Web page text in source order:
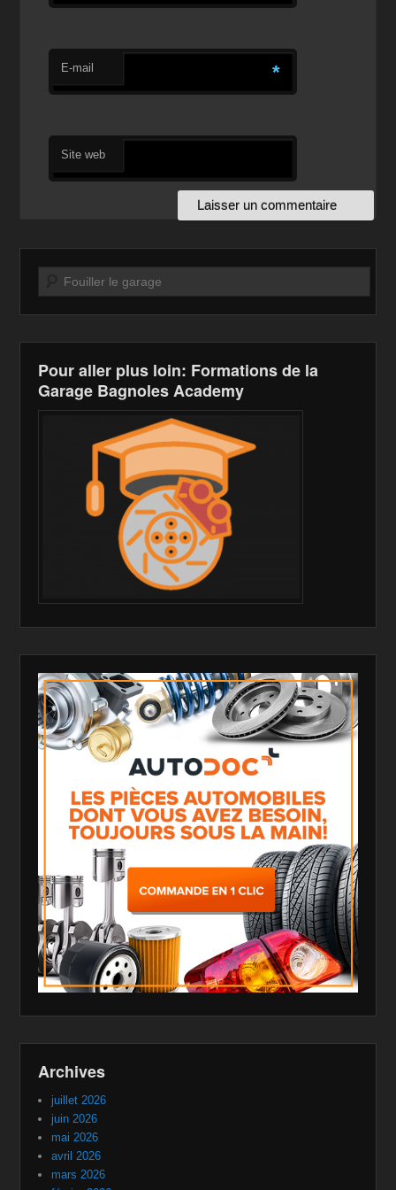
E-mail *
Site web
Recherche
Pour aller plus loin: Formations de la
Garage Bagnoles Academy
Archives
juillet 2026
juin 2026
mai 2026
avril 2026
mars 2026